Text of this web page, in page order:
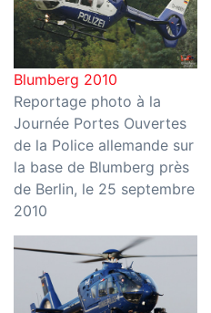
Blumberg 2010
Reportage photo à la
Journée Portes Ouvertes
de la Police allemande sur
la base de Blumberg près
de Berlin, le 25 septembre
2010